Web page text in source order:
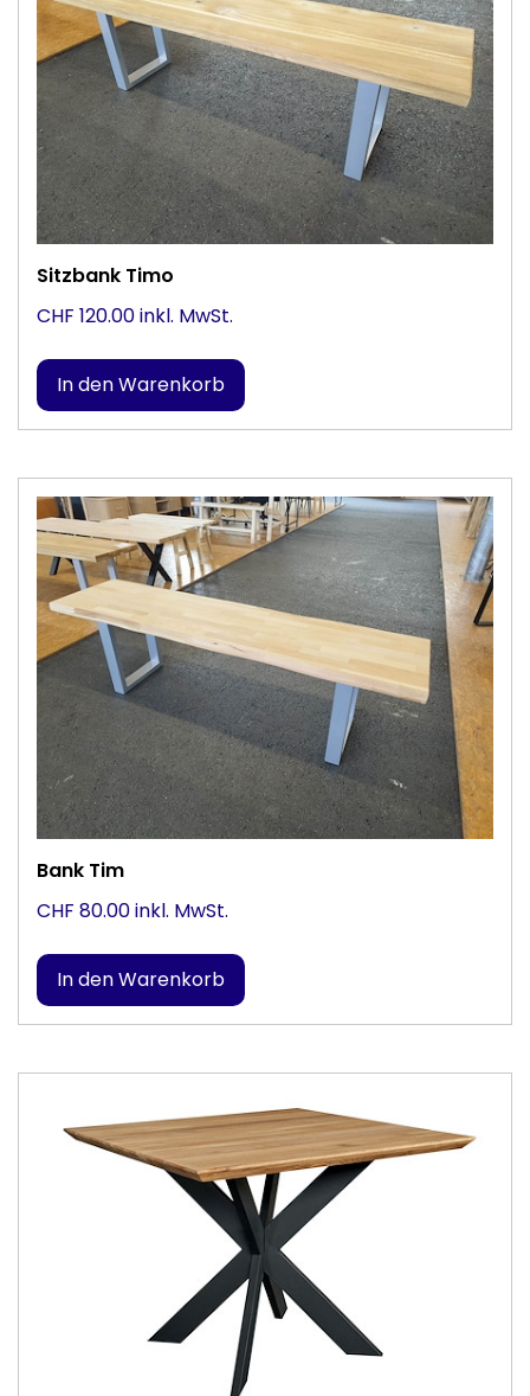
Sitzbank Timo
CHF 120.00 inkl. MwSt.
Bank Tim
CHF 80.00 inkl. MwSt.